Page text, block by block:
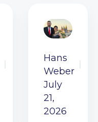
Hans
Weber
July
21,
2026